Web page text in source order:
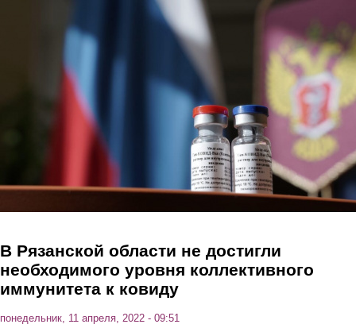
Перейти к основному содержанию
В Рязанской области не достигли
необходимого уровня коллективного
иммунитета к ковиду
понедельник, 11 апреля, 2022 - 09:51